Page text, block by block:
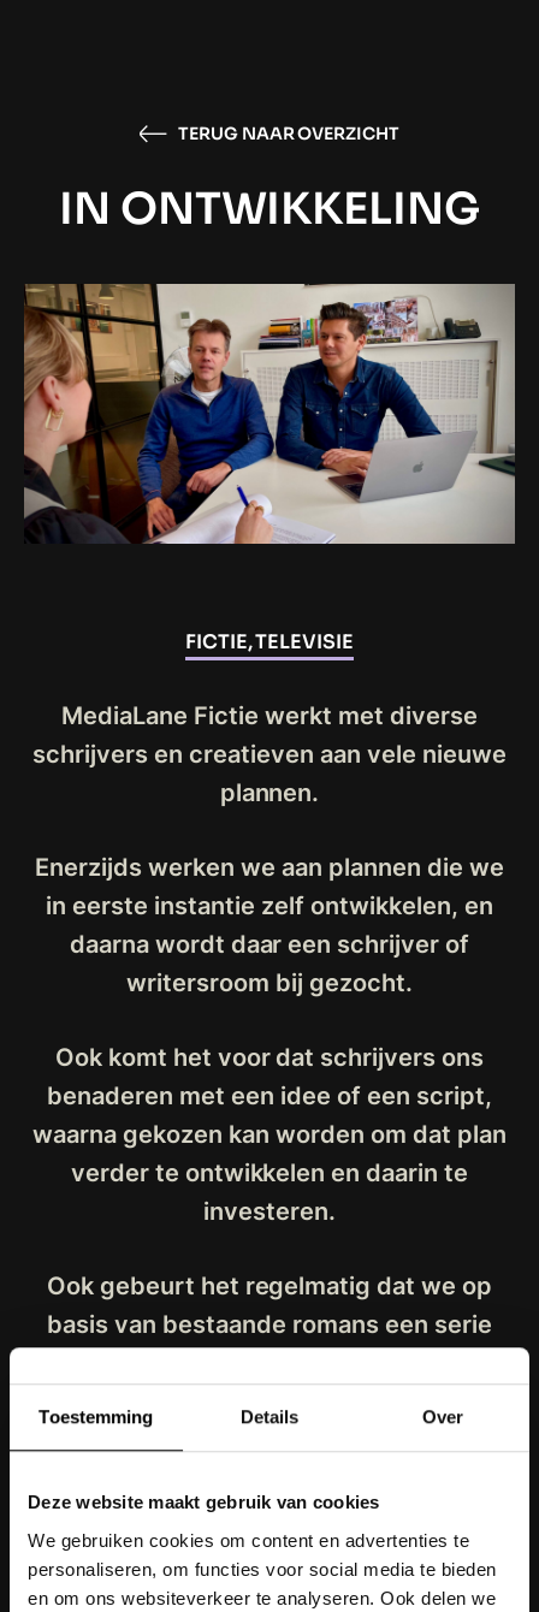
Toestemming Details Over
Deze website maakt gebruik van cookies
We gebruiken cookies om content en advertenties te
personaliseren, om functies voor social media te bieden
en om ons websiteverkeer te analyseren. Ook delen we
TERUG NAAR OVERZICHT
IN ONTWIKKELING
FICTIE, TELEVISIE
MediaLane Fictie werkt met diverse
schrijvers en creatieven aan vele nieuwe
plannen.
Enerzijds werken we aan plannen die we
in eerste instantie zelf ontwikkelen, en
daarna wordt daar een schrijver of
writersroom bij gezocht.
Ook komt het voor dat schrijvers ons
benaderen met een idee of een script,
waarna gekozen kan worden om dat plan
verder te ontwikkelen en daarin te
investeren.
Ook gebeurt het regelmatig dat we op
basis van bestaande romans een serie
Heb je een idee, of een script: aarzel niet
te maken:
Remco.Kobus@medialane.nl